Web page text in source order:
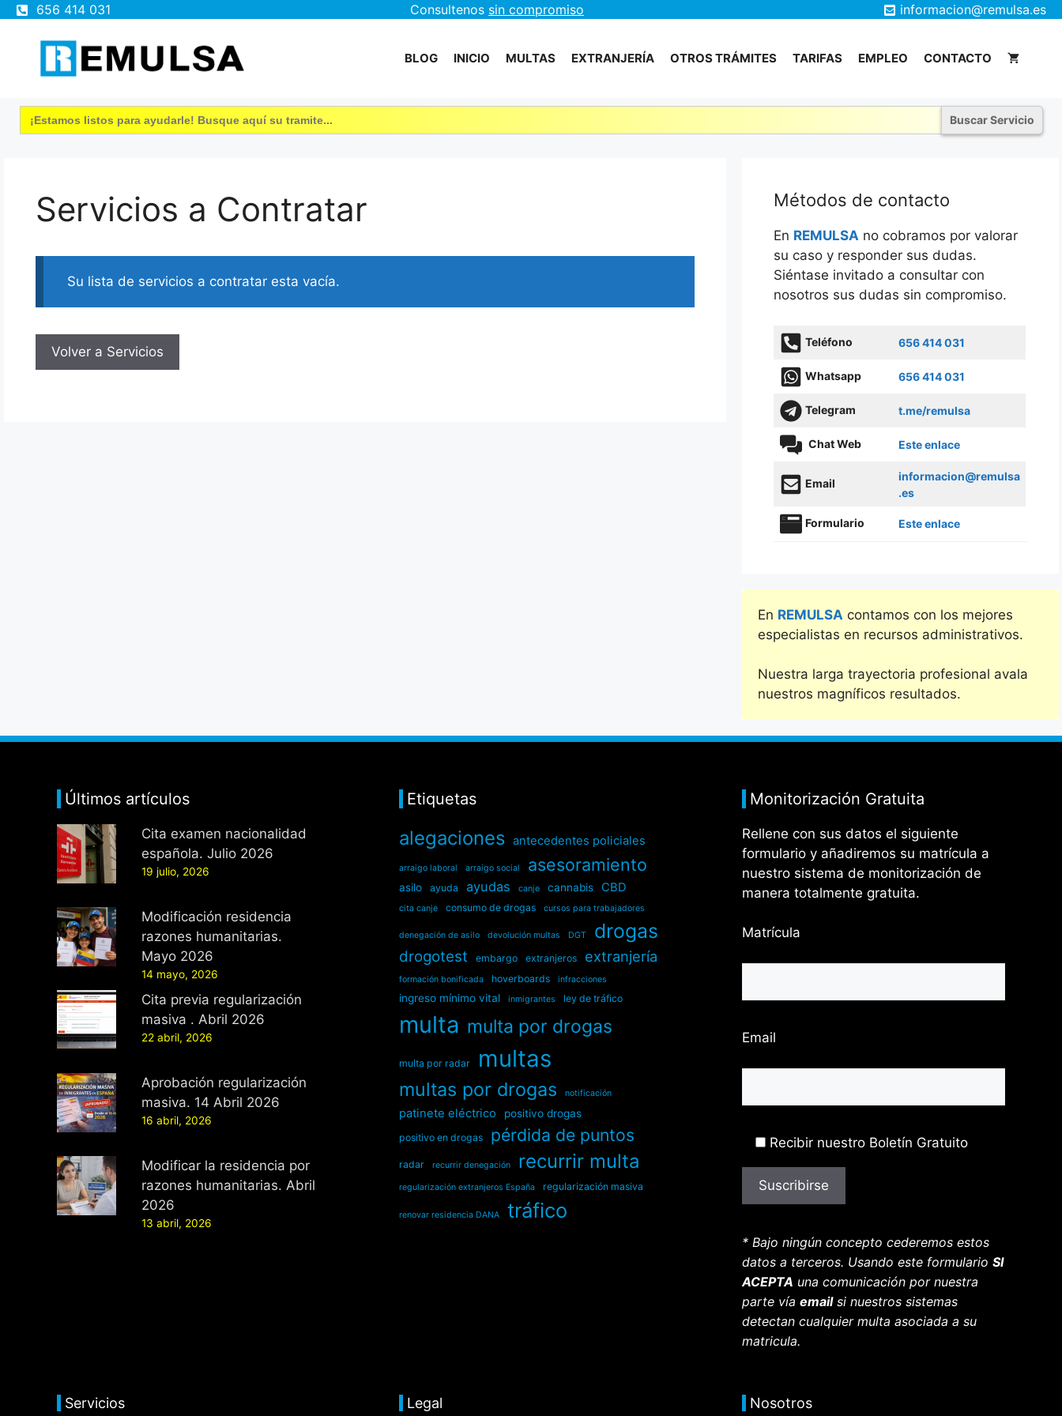
656 414 031 Consultenos sin compromiso
informacion@remulsa.es
contenido
BLOG INICIO MULTAS EXTRANJERÍA OTROS TRÁMITES TARIFAS EMPLEO CONTACTO
Buscar:
Servicios a Contratar
Su lista de servicios a contratar esta vacía.
Volver a Servicios
Métodos de contacto
En REMULSA no cobramos por valorar
su caso y responder sus dudas.
Siéntase invitado a consultar con
nosotros sus dudas sin compromiso.
Teléfono 656 414 031
Whatsapp 656 414 031
Telegram t.me/remulsa
Chat Web Este enlace
Email
informacion@remulsa
.es
Formulario Este enlace
En REMULSA contamos con los mejores
especialistas en recursos administrativos.
Nuestra larga trayectoria profesional avala
nuestros magníficos resultados.
Últimos artículos
Cita examen nacionalidad
española. Julio 2026
19 julio, 2026
Modificación residencia
razones humanitarias.
Mayo 2026
14 mayo, 2026
Cita previa regularización
masiva . Abril 2026
22 abril, 2026
Aprobación regularización
masiva. 14 Abril 2026
16 abril, 2026
Modificar la residencia por
razones humanitarias. Abril
2026
13 abril, 2026
Etiquetas
alegaciones antecedentes policiales
arraigo laboral arraigo social asesoramiento
asilo ayuda ayudas canje cannabis CBD
cita canje consumo de drogas cursos para trabajadores
denegación de asilo devolución multas DGT drogas
drogotest embargo extranjeros extranjería
formación bonificada hoverboards infracciones
ingreso mínimo vital inmigrantes ley de tráfico
multa multa por drogas
multa por radar multas
multas por drogas notificación
patinete eléctrico positivo drogas
positivo en drogas pérdida de puntos
radar recurrir denegación recurrir multa
regularización extranjeros España regularización masiva
renovar residencia DANA tráfico
Monitorización Gratuita
Rellene con sus datos el siguiente
formulario y añadiremos su matrícula a
nuestro sistema de monitorización de
manera totalmente gratuita.
Matrícula
Email
Recibir nuestro Boletín Gratuito
* Bajo ningún concepto cederemos estos
datos a terceros. Usando este formulario SI
ACEPTA una comunicación por nuestra
parte vía emailsi nuestros sistemas
detectan cualquier multa asociada a su
matricula.
Servicios Legal Nosotros